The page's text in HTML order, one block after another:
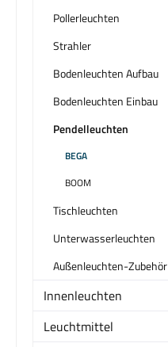
Pollerleuchten
Strahler
Bodenleuchten Aufbau
Bodenleuchten Einbau
Pendelleuchten
BEGA
BOOM
Tischleuchten
Unterwasserleuchten
Außenleuchten-Zubehör
Innenleuchten
Leuchtmittel